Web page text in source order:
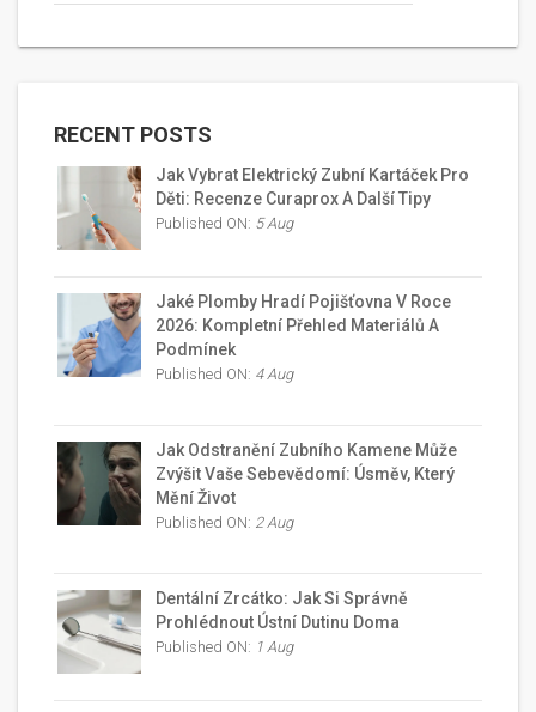
RECENT POSTS
Jak Vybrat Elektrický Zubní Kartáček Pro
Děti: Recenze Curaprox A Další Tipy
Published ON: 5 Aug
Jaké Plomby Hradí Pojišťovna V Roce
2026: Kompletní Přehled Materiálů A
Podmínek
Published ON: 4 Aug
Jak Odstranění Zubního Kamene Může
Zvýšit Vaše Sebevědomí: Úsměv, Který
Mění Život
Published ON: 2 Aug
Dentální Zrcátko: Jak Si Správně
Prohlédnout Ústní Dutinu Doma
Published ON: 1 Aug